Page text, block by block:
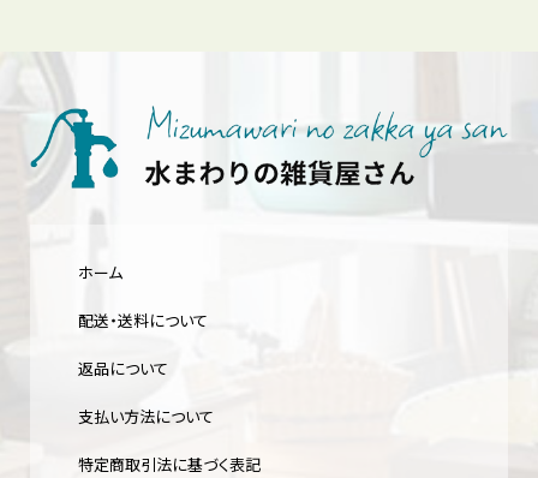
ホーム
配送・送料について
返品について
支払い方法について
特定商取引法に基づく表記